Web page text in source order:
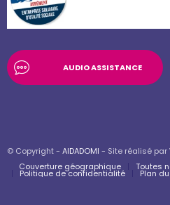
AUDIO ASSISTANCE
© Copyright - AIDADOMI - Site réalisé par
Couverture géographique
Toutes
Politique de confidentialité Plan